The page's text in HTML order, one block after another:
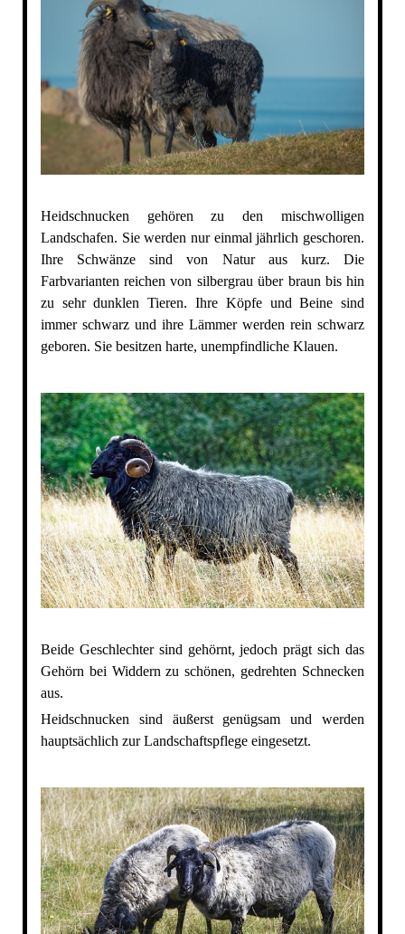
Heidschnucken gehören zu den mischwolligen
Landschafen. Sie werden nur einmal jährlich geschoren.
Ihre Schwänze sind von Natur aus kurz. Die
Farbvarianten reichen von silbergrau über braun bis hin
zu sehr dunklen Tieren. Ihre Köpfe und Beine sind
immer schwarz und ihre Lämmer werden rein schwarz
geboren. Sie besitzen harte, unempfindliche Klauen.
Beide Geschlechter sind gehörnt, jedoch prägt sich das
Gehörn bei Widdern zu schönen, gedrehten Schnecken
aus.
Heidschnucken sind äußerst genügsam und werden
hauptsächlich zur Landschaftspflege eingesetzt.